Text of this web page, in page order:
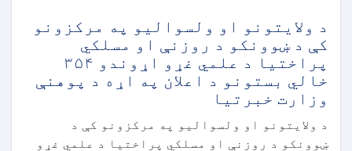
د ولایتونو او ولسوالیو په مرکزونو
کې د ښوونکو د روزنې او مسلکي
پراختیا د علمي غړو اړوندو ۳۵۴
خالي بستونو د اعلان په اړه د پوهنې
وزارت خبرتیا
د ولایتونو او ولسوالیو په مرکزونو کې د
ښوونکو د روزنې او مسلکي پراختیا د علمي غړو